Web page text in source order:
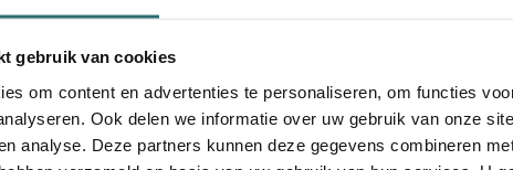
gebruik van cookies
om content en advertenties te personaliseren, om functies
Ook delen we informatie over uw gebruik van onze
analyse. Deze partners kunnen deze gegevens combineren